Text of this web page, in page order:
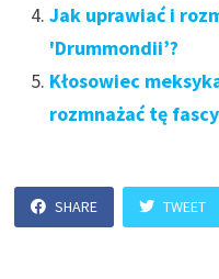
Jak uprawiać i
'Drummondii’?
Kłosowiec
rozmnażać tę
SHARE TWEET